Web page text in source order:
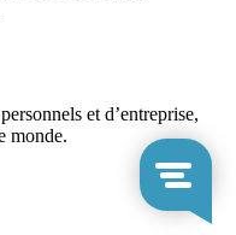
et d’entreprise,
monde.